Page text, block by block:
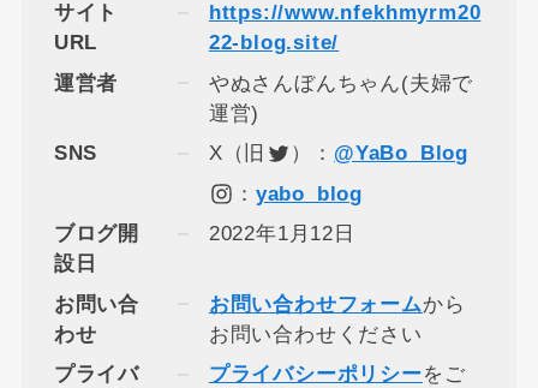
サイト
URL
https://www.nfekhmyrm20
22-blog.site/
運営者
やぬさんぼんちゃん(夫婦で
運営)
SNS
X（旧 ）： @YaBo_Blog
： yabo_blog
ブログ開
設日
2022年1月12日
お問い合
わせ
お問い合わせフォームから
お問い合わせください
プライバ
プライバシーポリシーをご